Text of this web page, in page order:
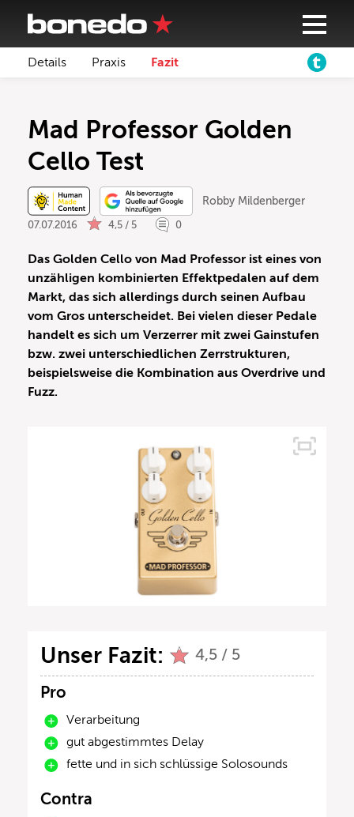
Details Praxis Fazit
Mad Professor Golden
Cello Test
Robby Mildenberger
07.07.2016 4,5 / 5 0
Das Golden Cello von Mad Professor ist eines von
unzähligen kombinierten Effektpedalen auf dem
Markt, das sich allerdings durch seinen Aufbau
vom Gros unterscheidet. Bei vielen dieser Pedale
handelt es sich um Verzerrer mit zwei Gainstufen
bzw. zwei unterschiedlichen Zerrstrukturen,
beispielsweise die Kombination aus Overdrive und
Fuzz.
Unser Fazit: 4,5 / 5
Pro
Verarbeitung
gut abgestimmtes Delay
fette und in sich schlüssige Solosounds
Contra